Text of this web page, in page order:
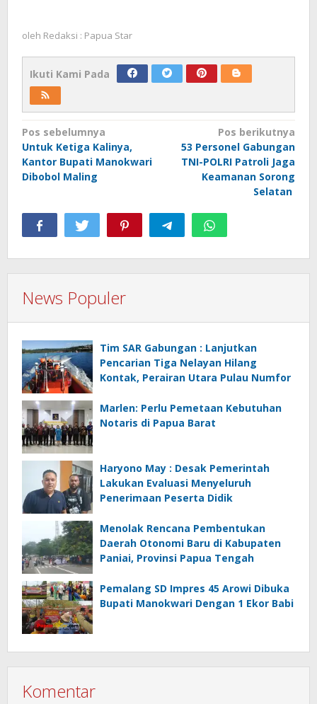
oleh Redaksi : Papua Star
Ikuti Kami Pada
Navigasi
pos
Pos sebelumnya
Untuk Ketiga Kalinya,
Kantor Bupati Manokwari
Dibobol Maling
Pos berikutnya
53 Personel Gabungan
TNI-POLRI Patroli Jaga
Keamanan Sorong
Selatan
News Populer
Tim SAR Gabungan : Lanjutkan
Pencarian Tiga Nelayan Hilang
Kontak, Perairan Utara Pulau Numfor
Marlen: Perlu Pemetaan Kebutuhan
Notaris di Papua Barat
Haryono May : Desak Pemerintah
Lakukan Evaluasi Menyeluruh
Penerimaan Peserta Didik
Menolak Rencana Pembentukan
Daerah Otonomi Baru di Kabupaten
Paniai, Provinsi Papua Tengah
Pemalang SD Impres 45 Arowi Dibuka
Bupati Manokwari Dengan 1 Ekor Babi
Komentar